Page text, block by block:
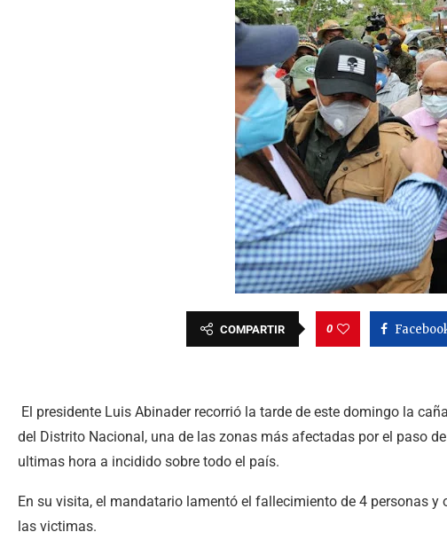
COMPARTIR 0
El presidente Luis Abinader recorrió la tarde de este domingo la
del Distrito Nacional, una de las zonas más afectadas por el paso
ultimas hora a incidido sobre todo el país.
En su visita, el mandatario lamentó el fallecimiento de 4 personas y
las victimas.